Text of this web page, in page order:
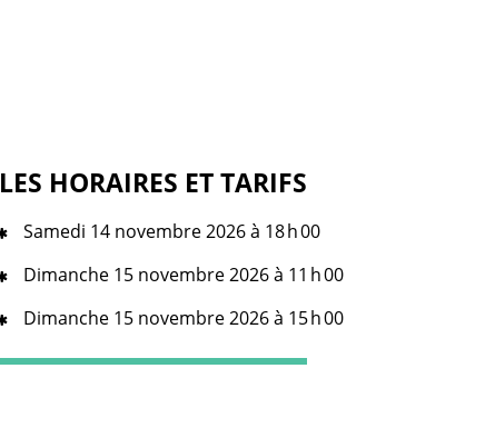
LES HORAIRES ET TARIFS
Samedi 14 novembre 2026 à 18 h 00
Dimanche 15 novembre 2026 à 11 h 00
Dimanche 15 novembre 2026 à 15 h 00